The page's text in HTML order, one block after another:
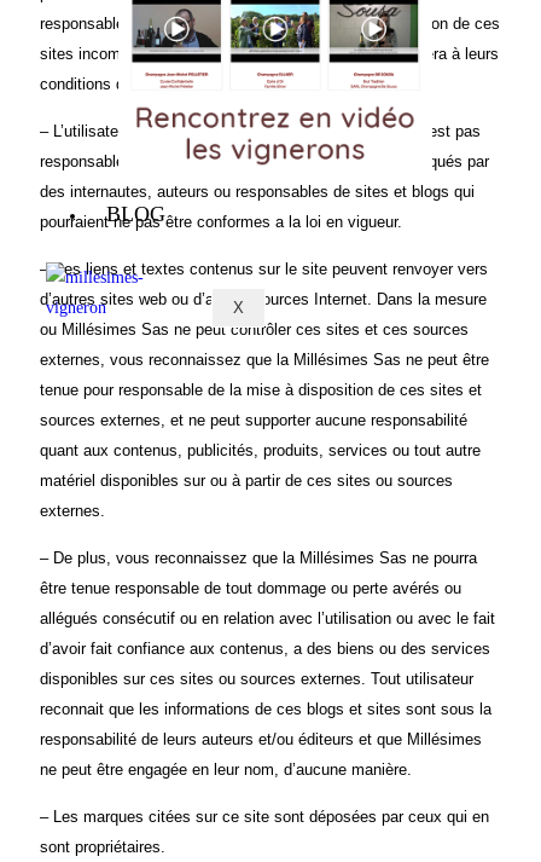
BLOG
X
responsable de leur contenu. Les risques liés à l’utilisation de ces
sites incombent pleinement à l’utilisateur. Il se conformera à leurs
conditions d’utilisation.
– L’utilisateur du site reconnaît que la société éditrice n’est pas
responsable des documents, textes et photos communiqués par
des internautes, auteurs ou responsables de sites et blogs qui
pourraient ne pas être conformes a la loi en vigueur.
– Des liens et textes contenus sur le site peuvent renvoyer vers
d’autres sites web ou d’autres sources Internet. Dans la mesure
ou Millésimes Sas ne peut contrôler ces sites et ces sources
externes, vous reconnaissez que la Millésimes Sas ne peut être
tenue pour responsable de la mise à disposition de ces sites et
sources externes, et ne peut supporter aucune responsabilité
quant aux contenus, publicités, produits, services ou tout autre
matériel disponibles sur ou à partir de ces sites ou sources
externes.
– De plus, vous reconnaissez que la Millésimes Sas ne pourra
être tenue responsable de tout dommage ou perte avérés ou
allégués consécutif ou en relation avec l’utilisation ou avec le fait
d’avoir fait confiance aux contenus, a des biens ou des services
disponibles sur ces sites ou sources externes. Tout utilisateur
reconnait que les informations de ces blogs et sites sont sous la
responsabilité de leurs auteurs et/ou éditeurs et que Millésimes
ne peut être engagée en leur nom, d’aucune manière.
– Les marques citées sur ce site sont déposées par ceux qui en
sont propriétaires.